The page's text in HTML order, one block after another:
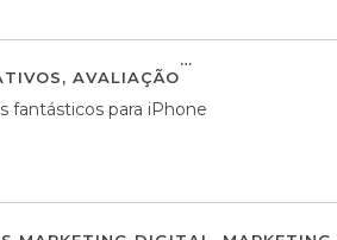
, AVALIAÇÃO
fantásticos para iPhone